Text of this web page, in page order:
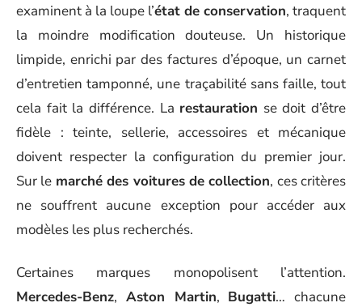
examinent à la loupe l’état de conservation, traquent
la moindre modification douteuse. Un historique
limpide, enrichi par des factures d’époque, un carnet
d’entretien tamponné, une traçabilité sans faille, tout
cela fait la différence. La restauration se doit d’être
fidèle : teinte, sellerie, accessoires et mécanique
doivent respecter la configuration du premier jour.
Sur le marché des voitures de collection, ces critères
ne souffrent aucune exception pour accéder aux
modèles les plus recherchés.
Certaines marques monopolisent l’attention.
Mercedes-Benz, Aston Martin, Bugatti… chacune